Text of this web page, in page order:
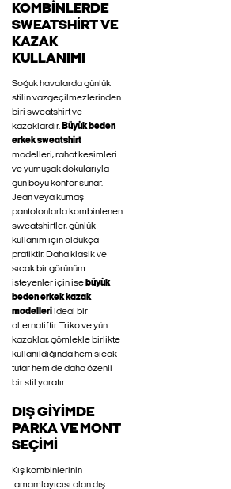
KOMBINLERDE
SWEATSHIRT VE
KAZAK
KULLANIMI
Soğuk havalarda günlük
stilin vazgeçilmezlerinden
biri sweatshirt ve
kazaklardır. Büyük beden
erkek sweatshirt
modelleri, rahat kesimleri
ve yumuşak dokularıyla
gün boyu konfor sunar.
Jean veya kumaş
pantolonlarla kombinlenen
sweatshirtler, günlük
kullanım için oldukça
pratiktir. Daha klasik ve
sıcak bir görünüm
isteyenler için ise büyük
beden erkek kazak
modelleriideal bir
alternatiftir. Triko ve yün
kazaklar, gömlekle birlikte
kullanıldığında hem sıcak
tutar hem de daha özenli
bir stil yaratır.
DIŞ GIYIMDE
PARKA VE MONT
SEÇIMI
Kış kombinlerinin
tamamlayıcısı olan dış